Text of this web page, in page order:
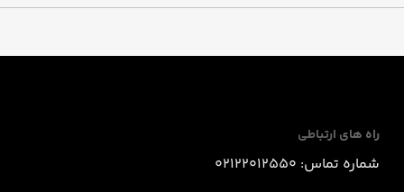
راه های ارتباطی
شماره تماس: 02122012550